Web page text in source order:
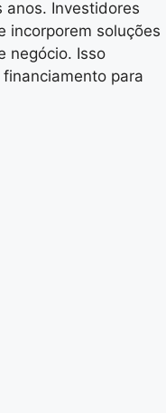
anos. Investidores
incorporem soluções
negócio. Isso
para